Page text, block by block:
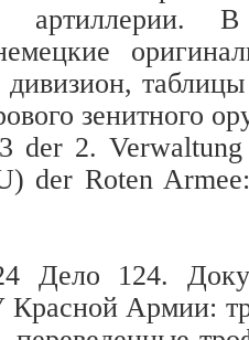
артиллерии. В
дивизион,
зенитного
der 2.
der Roten
Дело 124.
Красной Армии: